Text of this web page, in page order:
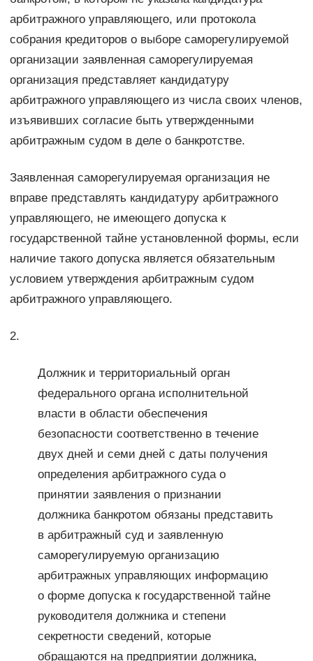
арбитражного управляющего, или протокола
собрания кредиторов о выборе саморегулируемой
организации заявленная саморегулируемая
организация представляет кандидатуру
арбитражного управляющего из числа своих членов,
изъявивших согласие быть утвержденными
арбитражным судом в деле о банкротстве.
Заявленная саморегулируемая организация не
вправе представлять кандидатуру арбитражного
управляющего, не имеющего допуска к
государственной тайне установленной формы, если
наличие такого допуска является обязательным
условием утверждения арбитражным судом
арбитражного управляющего.
2.
Должник и территориальный орган
федерального органа исполнительной
власти в области обеспечения
безопасности соответственно в течение
двух дней и семи дней с даты получения
определения арбитражного суда о
принятии заявления о признании
должника банкротом обязаны представить
в арбитражный суд и заявленную
саморегулируемую организацию
арбитражных управляющих информацию
о форме допуска к государственной тайне
руководителя должника и степени
секретности сведений, которые
обращаются на предприятии должника,